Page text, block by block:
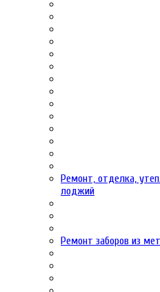
Ремонт, отделка,
лоджий
Ремонт заборов из